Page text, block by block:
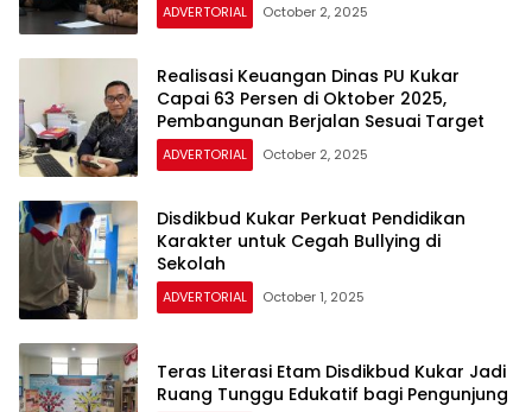
ADVERTORIAL October 2, 2025
Realisasi Keuangan Dinas PU Kukar
Capai 63 Persen di Oktober 2025,
Pembangunan Berjalan Sesuai Target
ADVERTORIAL October 2, 2025
Disdikbud Kukar Perkuat Pendidikan
Karakter untuk Cegah Bullying di
Sekolah
ADVERTORIAL October 1, 2025
Teras Literasi Etam Disdikbud Kukar Jadi
Ruang Tunggu Edukatif bagi Pengunjung